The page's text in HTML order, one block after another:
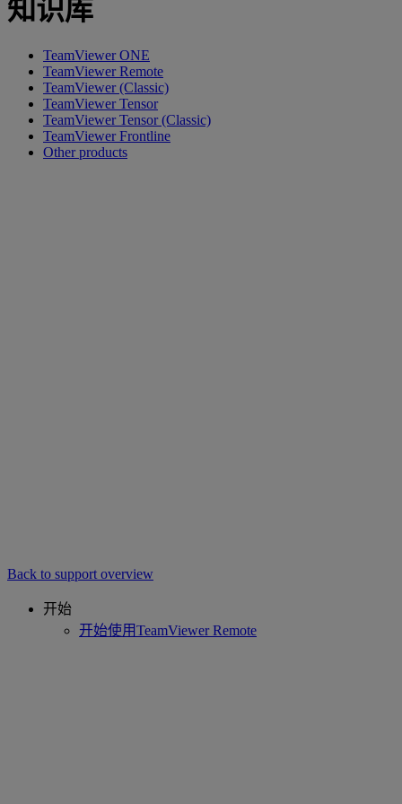
知识库
TeamViewer ONE
TeamViewer Remote
TeamViewer (Classic)
TeamViewer Tensor
TeamViewer Tensor (Classic)
TeamViewer Frontline
Other products
Back to support overview
开始
开始使用TeamViewer Remote